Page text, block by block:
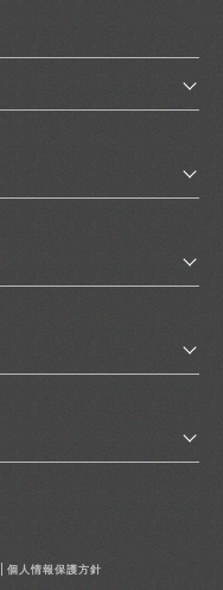
個人情報保護方針